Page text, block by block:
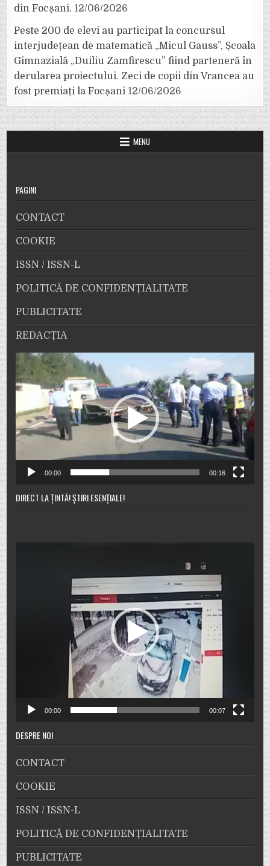
din Focșani. 12/06/2026
Peste 200 de elevi au participat la concursul
interjudețean de matematică „Micul Gauss”, Școala
Gimnazială „Duiliu Zamfirescu” fiind parteneră în
derularea proiectului. Zeci de copii din Vrancea au
fost premiați la Focșani 12/06/2026
MENU
PAGINI
CONTACT
COOKIE
ISSN / ISSN-L
POLITICĂ DE CONFIDENȚIALITATE
PUBLICITATE
REDACȚIA
Player
video
00:00 00:16
DIRECT LA ȚINTĂ! ȘTIRI ESENȚIALE!
00:00 00:07
DESPRE NOI
CONTACT
COOKIE
ISSN / ISSN-L
POLITICĂ DE CONFIDENȚIALITATE
PUBLICITATE